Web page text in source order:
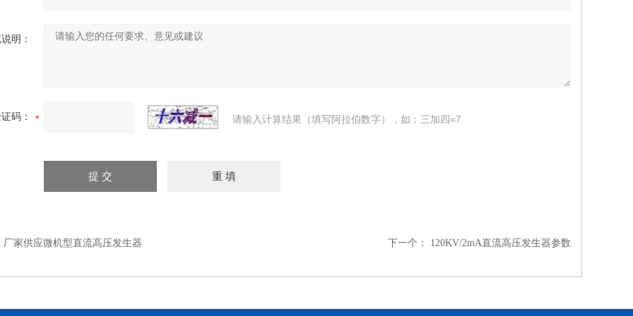
明：
码： 请输入计算结果（填写阿拉伯数字），如：三加四=7
厂家供应微机型直流高压发生器 下一个： 120KV/2mA直流高压发生器参数